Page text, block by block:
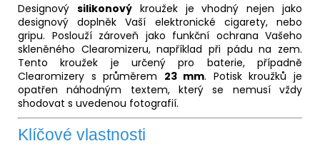
Designový silikonovýkroužek je vhodný nejen jako
designový doplněk Vaší elektronické cigarety, nebo
gripu. Poslouží zároveň jako funkční ochrana Vašeho
skleněného Clearomizeru, například při pádu na zem.
Tento kroužek je určený pro baterie, případně
Clearomizery s průměrem 23 mm. Potisk kroužků je
opatřen náhodným textem, který se nemusí vždy
shodovat s uvedenou fotografií.
Klíčové vlastnosti